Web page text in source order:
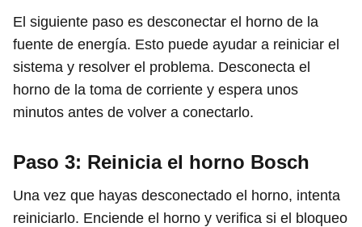
El siguiente paso es desconectar el horno de la
fuente de energía. Esto puede ayudar a reiniciar el
sistema y resolver el problema. Desconecta el
horno de la toma de corriente y espera unos
minutos antes de volver a conectarlo.
Paso 3: Reinicia el horno Bosch
Una vez que hayas desconectado el horno, intenta
reiniciarlo. Enciende el horno y verifica si el bloqueo